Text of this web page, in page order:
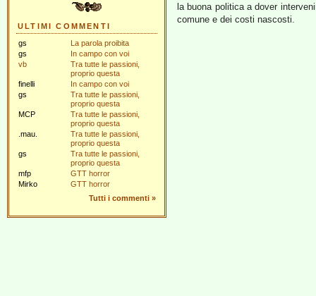
ULTIMI COMMENTI
gs
La parola proibita
gs
In campo con voi
vb
Tra tutte le passioni,
proprio questa
finelli
In campo con voi
gs
Tra tutte le passioni,
proprio questa
MCP
Tra tutte le passioni,
proprio questa
.mau.
Tra tutte le passioni,
proprio questa
gs
Tra tutte le passioni,
proprio questa
mfp
GTT horror
Mirko
GTT horror
Tutti i commenti »
la buona politica a dover
comune e dei costi nascosti.